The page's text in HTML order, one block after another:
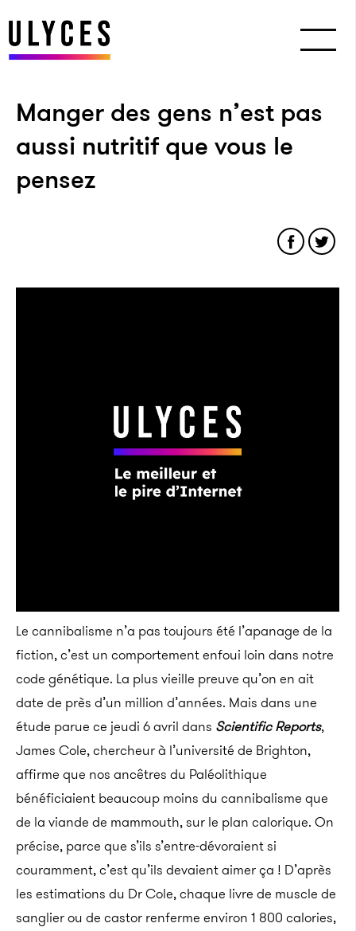
Manger des gens n’est pas
aussi nutritif que vous le
pensez
Le cannibalisme n’a pas toujours été l’apanage de la
fiction, c’est un comportement enfoui loin dans notre
code génétique. La plus vieille preuve qu’on en ait
date de près d’un million d’années. Mais dans une
étude parue ce jeudi 6 avril dans Scientific Reports,
James Cole, chercheur à l’université de Brighton,
affirme que nos ancêtres du Paléolithique
bénéficiaient beaucoup moins du cannibalisme que
de la viande de mammouth, sur le plan calorique. On
précise, parce que s’ils s’entre-dévoraient si
couramment, c’est qu’ils devaient aimer ça ! D’après
les estimations du Dr Cole, chaque livre de muscle de
sanglier ou de castor renferme environ 1 800 calories,